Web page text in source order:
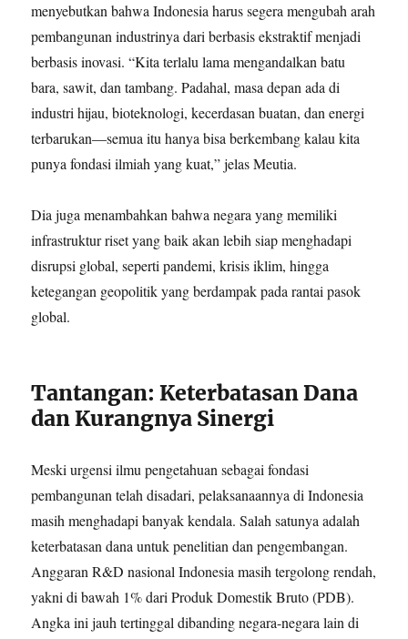
menyebutkan bahwa Indonesia harus segera mengubah arah
pembangunan industrinya dari berbasis ekstraktif menjadi
berbasis inovasi. “Kita terlalu lama mengandalkan batu
bara, sawit, dan tambang. Padahal, masa depan ada di
industri hijau, bioteknologi, kecerdasan buatan, dan energi
terbarukan—semua itu hanya bisa berkembang kalau kita
punya fondasi ilmiah yang kuat,” jelas Meutia.
Dia juga menambahkan bahwa negara yang memiliki
infrastruktur riset yang baik akan lebih siap menghadapi
disrupsi global, seperti pandemi, krisis iklim, hingga
ketegangan geopolitik yang berdampak pada rantai pasok
global.
Tantangan: Keterbatasan Dana
dan Kurangnya Sinergi
Meski urgensi ilmu pengetahuan sebagai fondasi
pembangunan telah disadari, pelaksanaannya di Indonesia
masih menghadapi banyak kendala. Salah satunya adalah
keterbatasan dana untuk penelitian dan pengembangan.
Anggaran R&D nasional Indonesia masih tergolong rendah,
yakni di bawah 1% dari Produk Domestik Bruto (PDB).
Angka ini jauh tertinggal dibanding negara-negara lain di